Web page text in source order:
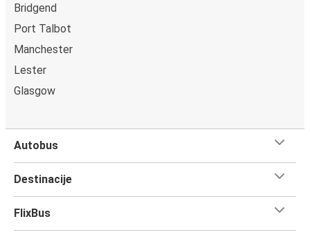
Bridgend
Port Talbot
Manchester
Lester
Glasgow
Autobus
Destinacije
FlixBus